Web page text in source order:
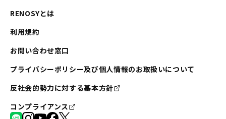
RENOSYとは
利用規約
お問い合わせ窓口
プライバシーポリシー及び個人情報のお取扱いについて
反社会的勢力に対する基本方針
コンプライアンス